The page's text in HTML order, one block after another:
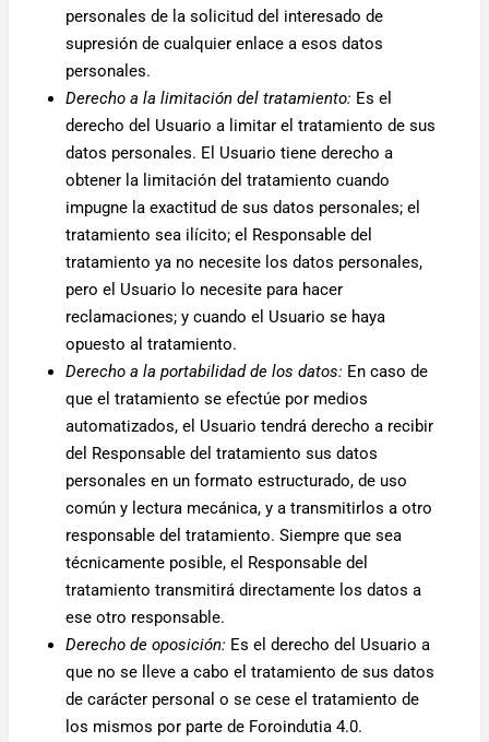
personales de la solicitud del interesado de
supresión de cualquier enlace a esos datos
personales.
Derecho a la limitación del tratamiento: Es el
derecho del Usuario a limitar el tratamiento de sus
datos personales. El Usuario tiene derecho a
obtener la limitación del tratamiento cuando
impugne la exactitud de sus datos personales; el
tratamiento sea ilícito; el Responsable del
tratamiento ya no necesite los datos personales,
pero el Usuario lo necesite para hacer
reclamaciones; y cuando el Usuario se haya
opuesto al tratamiento.
Derecho a la portabilidad de los datos: En caso de
que el tratamiento se efectúe por medios
automatizados, el Usuario tendrá derecho a recibir
del Responsable del tratamiento sus datos
personales en un formato estructurado, de uso
común y lectura mecánica, y a transmitirlos a otro
responsable del tratamiento. Siempre que sea
técnicamente posible, el Responsable del
tratamiento transmitirá directamente los datos a
ese otro responsable.
Derecho de oposición: Es el derecho del Usuario a
que no se lleve a cabo el tratamiento de sus datos
de carácter personal o se cese el tratamiento de
los mismos por parte de Foroindutia 4.0.